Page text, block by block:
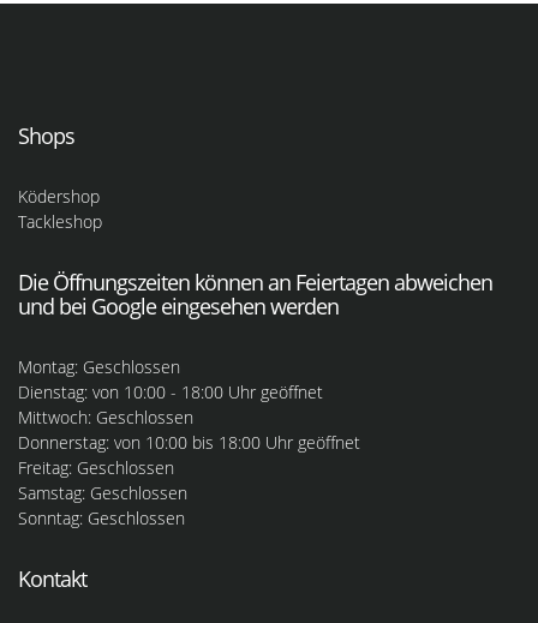
Shops
Ködershop
Tackleshop
Die Öffnungszeiten können an Feiertagen abweichen
und bei Google eingesehen werden
Montag: Geschlossen
Dienstag: von 10:00 - 18:00 Uhr geöffnet
Mittwoch: Geschlossen
Donnerstag: von 10:00 bis 18:00 Uhr geöffnet
Freitag: Geschlossen
Samstag: Geschlossen
Sonntag: Geschlossen
Kontakt